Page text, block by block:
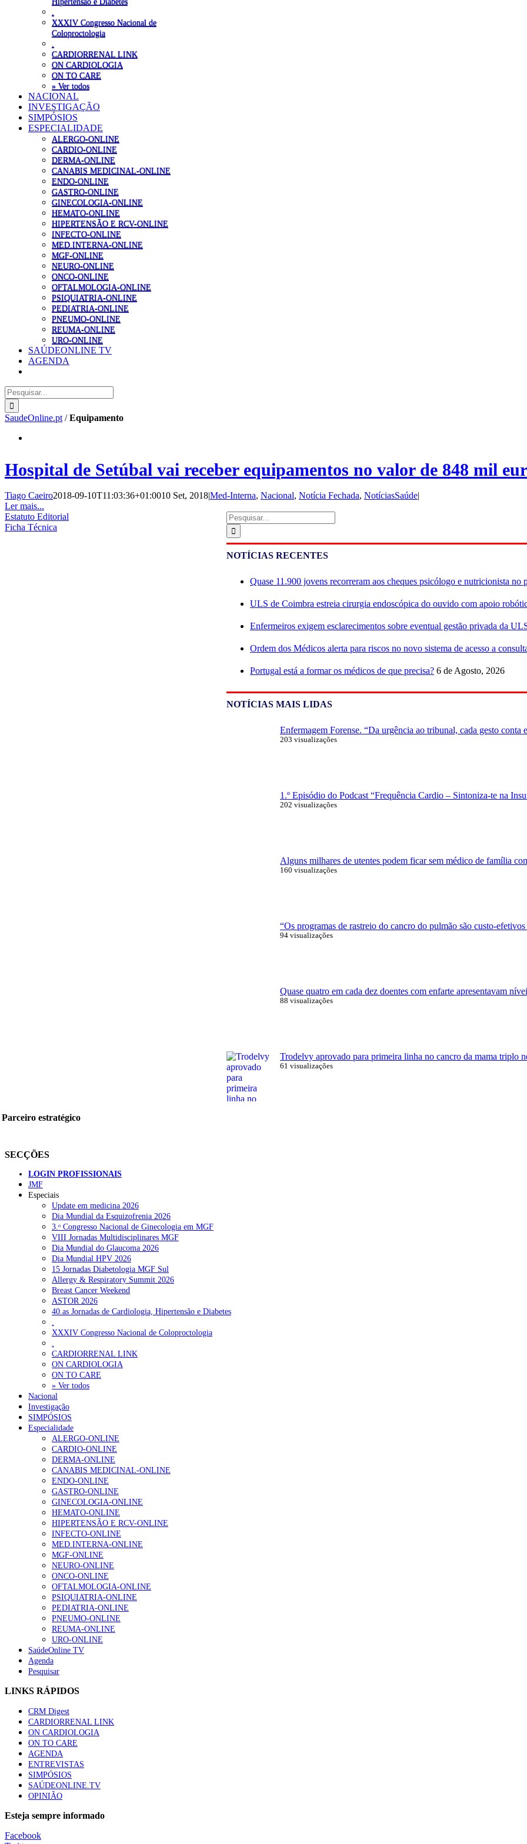
XXXIV Congresso Nacional de
Coloproctologia
CARDIORRENAL LINK
ON CARDIOLOGIA
ON TO CARE
» Ver todos
NACIONAL
INVESTIGAÇÃO
SIMPÓSIOS
ESPECIALIDADE
ALERGO-ONLINE
CARDIO-ONLINE
DERMA-ONLINE
CANABIS MEDICINAL-ONLINE
ENDO-ONLINE
GASTRO-ONLINE
GINECOLOGIA-ONLINE
HEMATO-ONLINE
HIPERTENSÃO E RCV-ONLINE
INFECTO-ONLINE
MED.INTERNA-ONLINE
MGF-ONLINE
NEURO-ONLINE
ONCO-ONLINE
OFTALMOLOGIA-ONLINE
PSIQUIATRIA-ONLINE
PEDIATRIA-ONLINE
PNEUMO-ONLINE
REUMA-ONLINE
URO-ONLINE
SAÚDEONLINE TV
AGENDA
Pesquisar
SaudeOnline.pt /Equipamento
Hospital de Setúbal vai receber equipamentos no valor de 848 mil
Tiago Caeiro2018-09-10T11:03:36+01:0010 Set, 2018|Med-Interna, Nacional, Notícia Fechada, NotíciasSaúde|
Ler mais...
Pesquisar
NOTÍCIAS RECENTES
Quase 11.900 jovens recorreram aos cheques psicólogo e nutricionista no
ULS de Coimbra estreia cirurgia endoscópica do ouvido com apoio
Enfermeiros exigem esclarecimentos sobre eventual gestão privada da
Ordem dos Médicos alerta para riscos no novo sistema de acesso a
Portugal está a formar os médicos de que precisa? 6 de Agosto, 2026
NOTÍCIAS MAIS LIDAS
Enfermagem Forense. “Da urgência ao tribunal, cada gesto conta
203 visualizações
1.º Episódio do Podcast “Frequência Cardio – Sintoniza-te na
202 visualizações
Alguns milhares de utentes podem ficar sem médico de família
160 visualizações
“Os programas de rastreio do cancro do pulmão são custo-
94 visualizações
Quase quatro em cada dez doentes com enfarte apresentavam
88 visualizações
Trodelvy aprovado para primeira linha no cancro da mama triplo
61 visualizações
Estatuto Editorial
Ficha Técnica
Parceiro estratégico
SECÇÕES
LOGIN PROFISSIONAIS
JMF
Especiais
Update em medicina 2026
Dia Mundial da Esquizofrenia 2026
3.ᵒ Congresso Nacional de Ginecologia em MGF
VIII Jornadas Multidisciplinares MGF
Dia Mundial do Glaucoma 2026
Dia Mundial HPV 2026
15 Jornadas Diabetologia MGF Sul
Allergy & Respiratory Summit 2026
Breast Cancer Weekend
ASTOR 2026
40.as Jornadas de Cardiologia, Hipertensão e Diabetes
XXXIV Congresso Nacional de Coloproctologia
CARDIORRENAL LINK
ON CARDIOLOGIA
ON TO CARE
» Ver todos
Nacional
Investigação
SIMPÓSIOS
Especialidade
ALERGO-ONLINE
CARDIO-ONLINE
DERMA-ONLINE
CANABIS MEDICINAL-ONLINE
ENDO-ONLINE
GASTRO-ONLINE
GINECOLOGIA-ONLINE
HEMATO-ONLINE
HIPERTENSÃO E RCV-ONLINE
INFECTO-ONLINE
MED.INTERNA-ONLINE
MGF-ONLINE
NEURO-ONLINE
ONCO-ONLINE
OFTALMOLOGIA-ONLINE
PSIQUIATRIA-ONLINE
PEDIATRIA-ONLINE
PNEUMO-ONLINE
REUMA-ONLINE
URO-ONLINE
SaúdeOnline TV
Agenda
Pesquisar
LINKS RÁPIDOS
CRM Digest
CARDIORRENAL LINK
ON CARDIOLOGIA
ON TO CARE
AGENDA
ENTREVISTAS
SIMPÓSIOS
SAÚDEONLINE.TV
OPINIÃO
Esteja sempre informado
Facebook